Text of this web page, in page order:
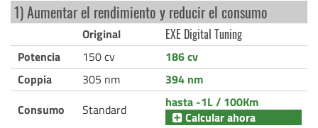
1) Aumentar el rendimiento y reducir el consumo
Original
EXE Digital Tuning
Potencia
150 cv
186 cv
Coppia
305 nm
394 nm
Consumo
Standard
hasta -1L / 100Km
Calcular ahora